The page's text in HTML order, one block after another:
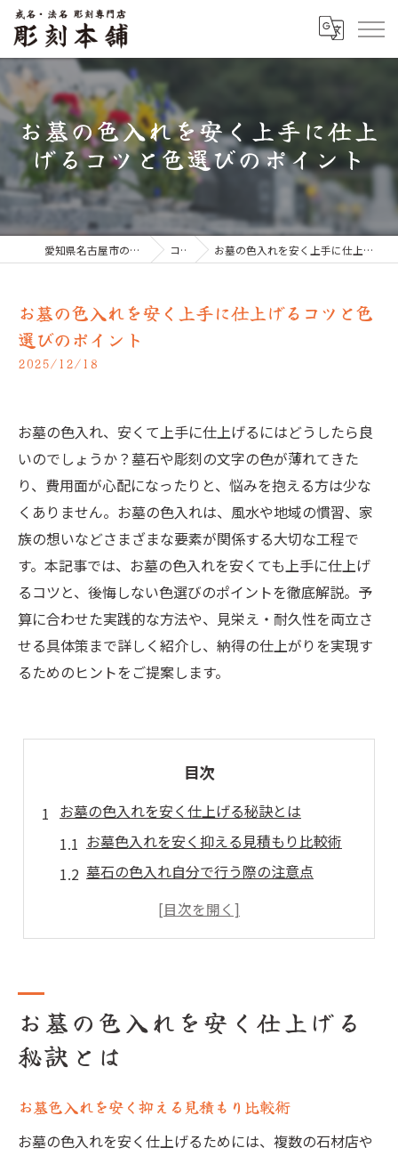
お墓の色入れを安く上手に仕上
げるコツと色選びのポイント
愛知県名古屋市のお墓なら彫刻本舗 コラム お墓の色入れを安く上手に仕上げるコツと色選びのポイント
お墓の色入れを安く上手に仕上げるコツと色
選びのポイント
2025/12/18
お墓の色入れ、安くて上手に仕上げるにはどうしたら良
いのでしょうか？墓石や彫刻の文字の色が薄れてきた
り、費用面が心配になったりと、悩みを抱える方は少な
くありません。お墓の色入れは、風水や地域の慣習、家
族の想いなどさまざまな要素が関係する大切な工程で
す。本記事では、お墓の色入れを安くても上手に仕上げ
るコツと、後悔しない色選びのポイントを徹底解説。予
算に合わせた実践的な方法や、見栄え・耐久性を両立さ
せる具体策まで詳しく紹介し、納得の仕上がりを実現す
るためのヒントをご提案します。
目次
お墓の色入れを安く仕上げる秘訣とは
お墓色入れを安く抑える見積もり比較術
墓石の色入れ自分で行う際の注意点
お墓色入れで費用を減らす具体的な方法
お墓色入れで後悔しないための工夫とは
墓石の色入れ下地処理の大切なポイント
お墓色入れで名前を美しく映す方法
お墓色入れで風水を活かす色の活用法
お墓の色入れを安く仕上げる
秘訣とは
お墓色入れを安く抑える見積もり比較術
お墓の色入れを安く仕上げるためには、複数の石材店や